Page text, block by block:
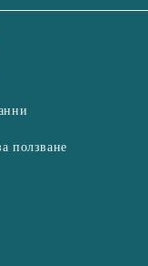
ползване